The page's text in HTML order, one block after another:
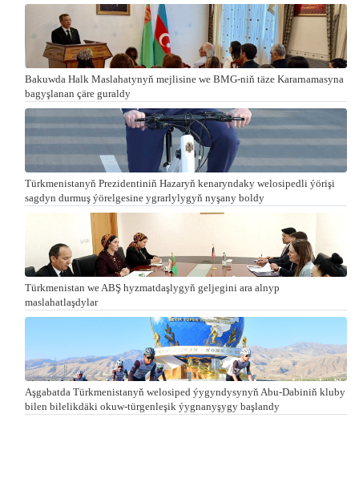
Bakuwda Halk Maslahatynyň mejlisine we BMG-niň täze Kararnamasyna
bagyşlanan çäre guraldy
Türkmenistanyň Prezidentiniň Hazaryň kenaryndaky welosipedli ýörişi
sagdyn durmuş ýörelgesine ygrarlylygyň nyşany boldy
Türkmenistan we ABŞ hyzmatdaşlygyň geljegini ara alnyp
maslahatlaşdylar
Aşgabatda Türkmenistanyň welosiped ýygyndysynyň Abu-Dabiniň kluby
bilen bilelikdäki okuw-türgenleşik ýygnanyşygy başlandy